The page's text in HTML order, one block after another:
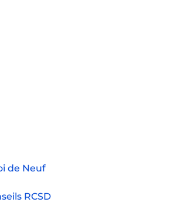
de Neuf
RCSD